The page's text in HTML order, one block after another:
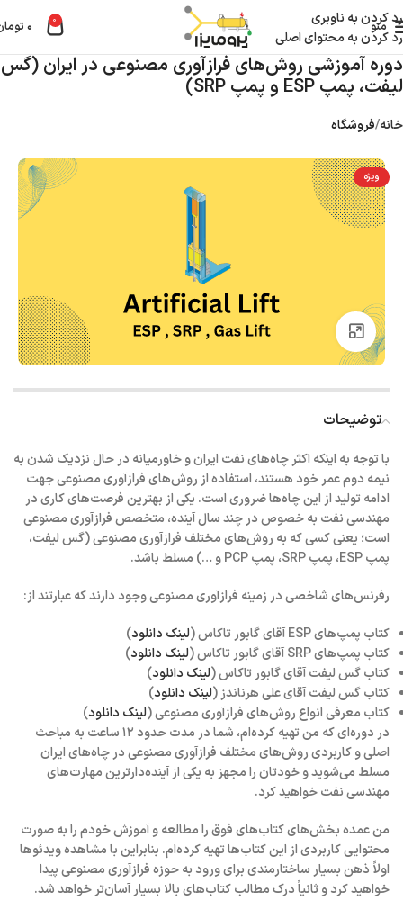
رد کردن به ناوبری
رد کردن به محتوای اصلی
منو 0 ۰
دوره آموزشی روش‌های فرازآوری مصنوعی در ایران (گس
لیفت، پمپ ESP و پمپ SRP)
خانه فروشگاه
ویژه
بزرگنمایی تصویر
توضیحات
با توجه به اینکه اکثر چاه‌های نفت ایران و خاورمیانه در حال نزدیک شدن به
نیمه دوم عمر خود هستند، استفاده از روش‌های فرازآوری مصنوعی جهت
ادامه تولید از این چاه‌ها ضروری است. یکی از بهترین فرصت‌های کاری در
مهندسی نفت به خصوص در چند سال آینده، متخصص فرازآوری مصنوعی
است؛ یعنی کسی که به روش‌های مختلف فرازآوری مصنوعی (گس لیفت،
پمپ ESP، پمپ SRP، پمپ PCP و …) مسلط باشد.
رفرنس‌های شاخصی در زمینه فرازآوری مصنوعی وجود دارند که عبارتند از:
کتاب پمپ‌های ESP آقای گابور تاکاس (
لینک دانلود)
کتاب پمپ‌های SRP آقای گابور تاکاس (
لینک دانلود)
کتاب گس لیفت آقای گابور تاکاس (لینک دانلود)
کتاب گس لیفت آقای علی هرناندز (لینک دانلود)
کتاب معرفی انواع روش‌های فرازآوری مصنوعی (لینک دانلود)
در دوره‌ای که من تهیه کرده‌ام، شما در مدت حدود ۱۲ ساعت
به مباحث
اصلی و کاربردی روش‌های مختلف فرازآوری مصنوعی در چاه‌های ایران
مسلط می‌شوید و خودتان را مجهز به یکی از آینده‌دارترین مهارت‌های
مهندسی نفتخواهید کرد.
من عمده بخش‌های کتاب‌های فوق را مطالعه و آموزش خودم را به صورت
محتوایی کاربردی از این کتاب‌ها تهیه کرده‌ام. بنابراین با مشاهده ویدئوها
اولاً ذهن بسیار ساختارمندی برای ورود به حوزه فرازآوری مصنوعی پیدا
خواهید کرد و ثانیاً درک مطالب کتاب‌های بالا بسیار آسان‌تر خواهد شد.